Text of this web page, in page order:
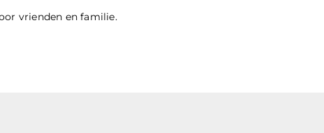
vrienden en familie.